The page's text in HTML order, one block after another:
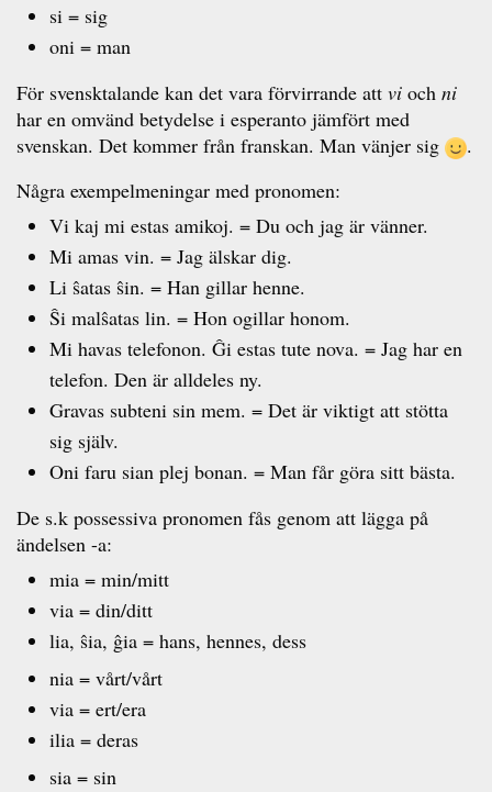
si = sig
oni = man
För svensktalande kan det vara förvirrande att vi och ni
har en omvänd betydelse i esperanto jämfört med
svenskan. Det kommer från franskan. Man vänjer sig
.
Några exempelmeningar med pronomen:
Vi kaj mi estas amikoj. = Du och jag är vänner.
Mi amas vin. = Jag älskar dig.
Li ŝatas ŝin. = Han gillar henne.
Ŝi malŝatas lin. = Hon ogillar honom.
Mi havas telefonon. Ĝi estas tute nova. = Jag har en
telefon. Den är alldeles ny.
Gravas subteni sin mem. = Det är viktigt att stötta
sig själv.
Oni faru sian plej bonan. = Man får göra sitt bästa.
De s.k possessiva pronomen fås genom att lägga på
ändelsen -a:
mia = min/mitt
via = din/ditt
lia, ŝia, ĝia = hans, hennes, dess
nia = vårt/vårt
via = ert/era
ilia = deras
sia = sin